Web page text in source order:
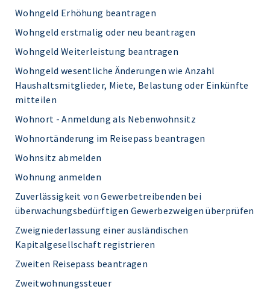
Wohngeld Erhöhung beantragen
Wohngeld erstmalig oder neu beantragen
Wohngeld Weiterleistung beantragen
Wohngeld wesentliche Änderungen wie Anzahl
Haushaltsmitglieder, Miete, Belastung oder Einkünfte
mitteilen
Wohnort - Anmeldung als Nebenwohnsitz
Wohnortänderung im Reisepass beantragen
Wohnsitz abmelden
Wohnung anmelden
Zuverlässigkeit von Gewerbetreibenden bei
überwachungsbedürftigen Gewerbezweigen überprüfen
Zweigniederlassung einer ausländischen
Kapitalgesellschaft registrieren
Zweiten Reisepass beantragen
Zweitwohnungssteuer